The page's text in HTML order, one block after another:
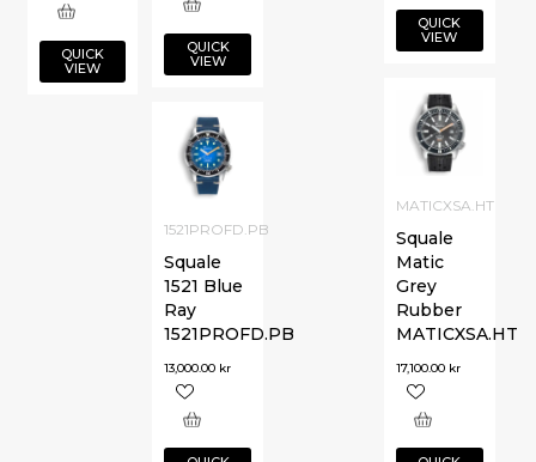
QUICK
VIEW
QUICK
VIEW
QUICK
VIEW
MATICXSA.HT
Squale
Matic
Grey
Rubber
MATICXSA.HT
17,100.00 kr
1521PROFD.PB
Squale
1521 Blue
Ray
1521PROFD.PB
13,000.00 kr